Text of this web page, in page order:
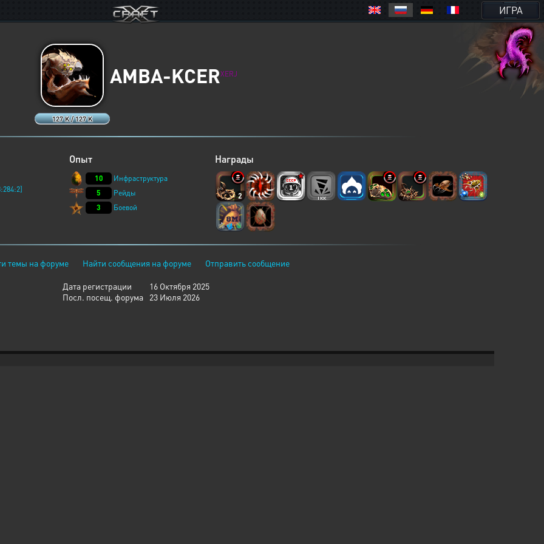
ИГРА
127 K / 127 K
AMBA-KCERXERJ
Опыт
10
Инфраструктура
5
Рейды
3
Боевой
Награды
2
темы на форуме Найти сообщения на форуме Отправить сообщение
Дата регистрации
16 Октября 2025
Посл. посещ. форума
23 Июля 2026